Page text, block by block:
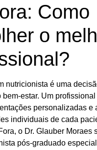
Como
o
nutricionista é uma
bem-estar. Um
personalizadas e
individuais de cada
o Dr. Glauber Moraes
pós-graduado